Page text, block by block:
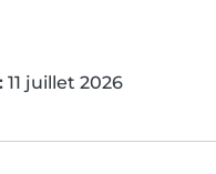
11 juillet 2026